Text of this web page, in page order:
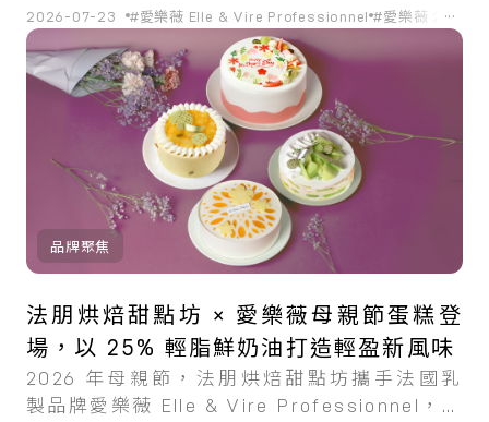
向兼顧美味與健康（better-for-you）的產品
設計。
2026-07-23 #愛樂薇 Elle & Vire Professionnel #愛樂薇 25% 輕
...
品牌聚焦
法朋烘焙甜點坊 × 愛樂薇母親節蛋糕登
場，以 25% 輕脂鮮奶油打造輕盈新風味
2026 年母親節，法朋烘焙甜點坊攜手法國乳
製品牌愛樂薇 Elle & Vire Professionnel，共